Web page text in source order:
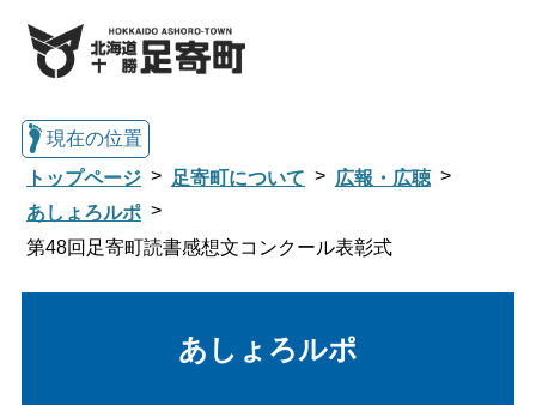
総合トップへ戻る
くらし・行政情報トップ
現在の位置
トップページ
足寄町について
広報・広聴
あしょろルポ
第48回足寄町読書感想文コンクール表彰式
あしょろルポ